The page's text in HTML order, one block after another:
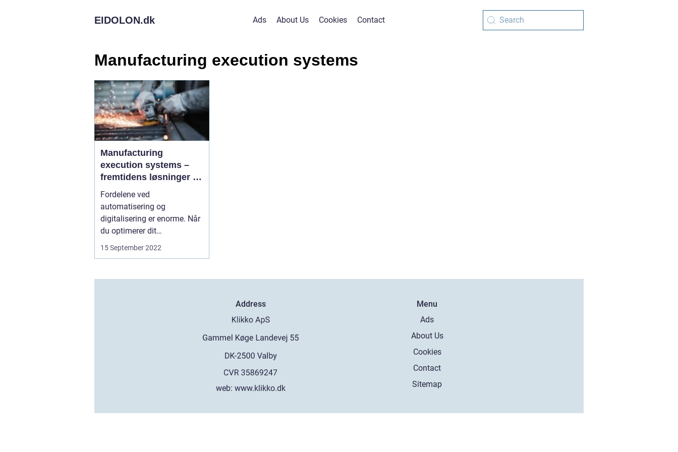
EIDOLON.dk Ads About Us Cookies Contact
Manufacturing execution systems
Manufacturing
execution systems –
fremtidens løsninger til
moderne virksomheder
Fordelene ved
automatisering og
digitalisering er enorme. Når
du optimerer dit
produktionsflow ved h...
15 September 2022
Address
web:www.klikko.dk
Menu
Ads
About Us
Cookies
Contact
Sitemap